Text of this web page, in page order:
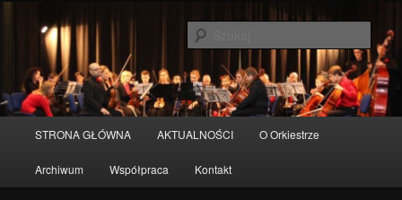
Orkiestra miasta Pruszcz Gdański
STRONA GŁÓWNA AKTUALNOŚCI O Orkiestrze
Archiwum Współpraca Kontakt